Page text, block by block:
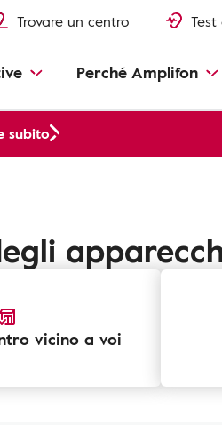
Trovare un centro
Perché Amplifon
subito
vicino a voi